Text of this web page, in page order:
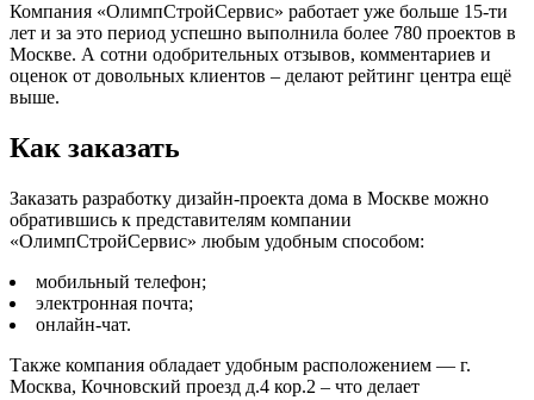
Компания «ОлимпСтройСервис» работает уже больше 15-ти
лет и за это период успешно выполнила более 780 проектов в
Москве. А сотни одобрительных отзывов, комментариев и
оценок от довольных клиентов – делают рейтинг центра ещё
выше.
Как заказать
Заказать разработку дизайн-проекта дома в Москве можно
обратившись к представителям компании
«ОлимпСтройСервис» любым удобным способом:
мобильный телефон;
электронная почта;
онлайн-чат.
Также компания обладает удобным расположением — г.
Москва, Кочновский проезд д.4 кор.2 – что делает